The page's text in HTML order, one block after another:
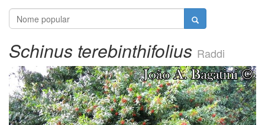
Schinus terebinthifolius Raddi